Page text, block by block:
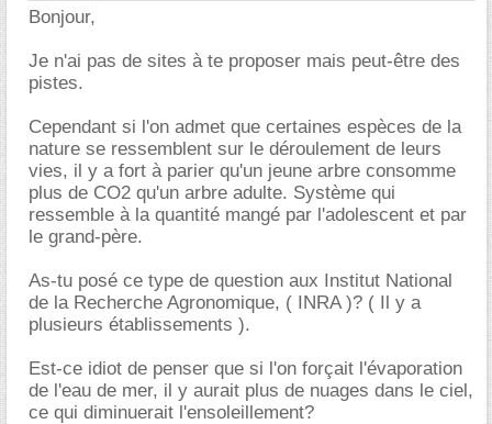
Bonjour,
Je n'ai pas de sites à te proposer mais peut-être des
pistes.
Cependant si l'on admet que certaines espèces de la
nature se ressemblent sur le déroulement de leurs
vies, il y a fort à parier qu'un jeune arbre consomme
plus de CO2 qu'un arbre adulte. Système qui
ressemble à la quantité mangé par l'adolescent et par
le grand-père.
As-tu posé ce type de question aux Institut National
de la Recherche Agronomique, ( INRA )? ( Il y a
plusieurs établissements ).
Est-ce idiot de penser que si l'on forçait l'évaporation
de l'eau de mer, il y aurait plus de nuages dans le ciel,
ce qui diminuerait l'ensoleillement?